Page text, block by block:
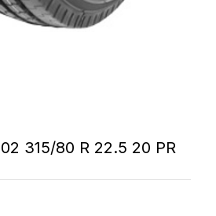
315/80 R 22.5 20 PR